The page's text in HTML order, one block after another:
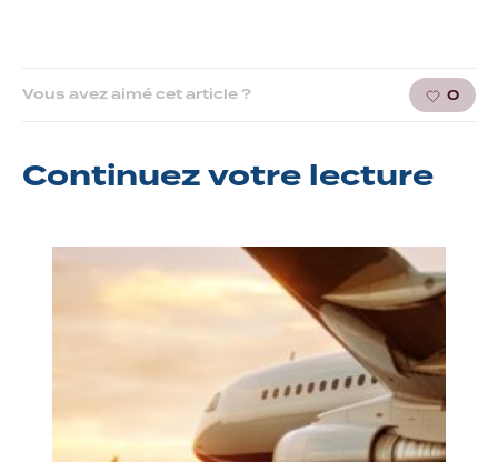
Vous avez aimé cet article ? 0
Continuezvotre lecture